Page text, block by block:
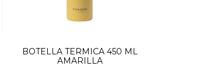
BOTELLA TERMICA 450 ML
AMARILLA